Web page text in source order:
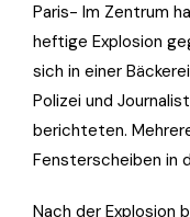
Paris- Im Zentrum
heftige Explosion
sich in einer
Polizei und
berichteten.
Fensterscheiben in
Nach der Explosion